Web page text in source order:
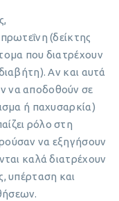
(δείκτης
που διατρέχουν
Αν και αυτά
να αποδοθούν σε
ή παχυσαρκία)
ρόλο στη
να εξηγήσουν
καλά διατρέχουν
υπέρταση και